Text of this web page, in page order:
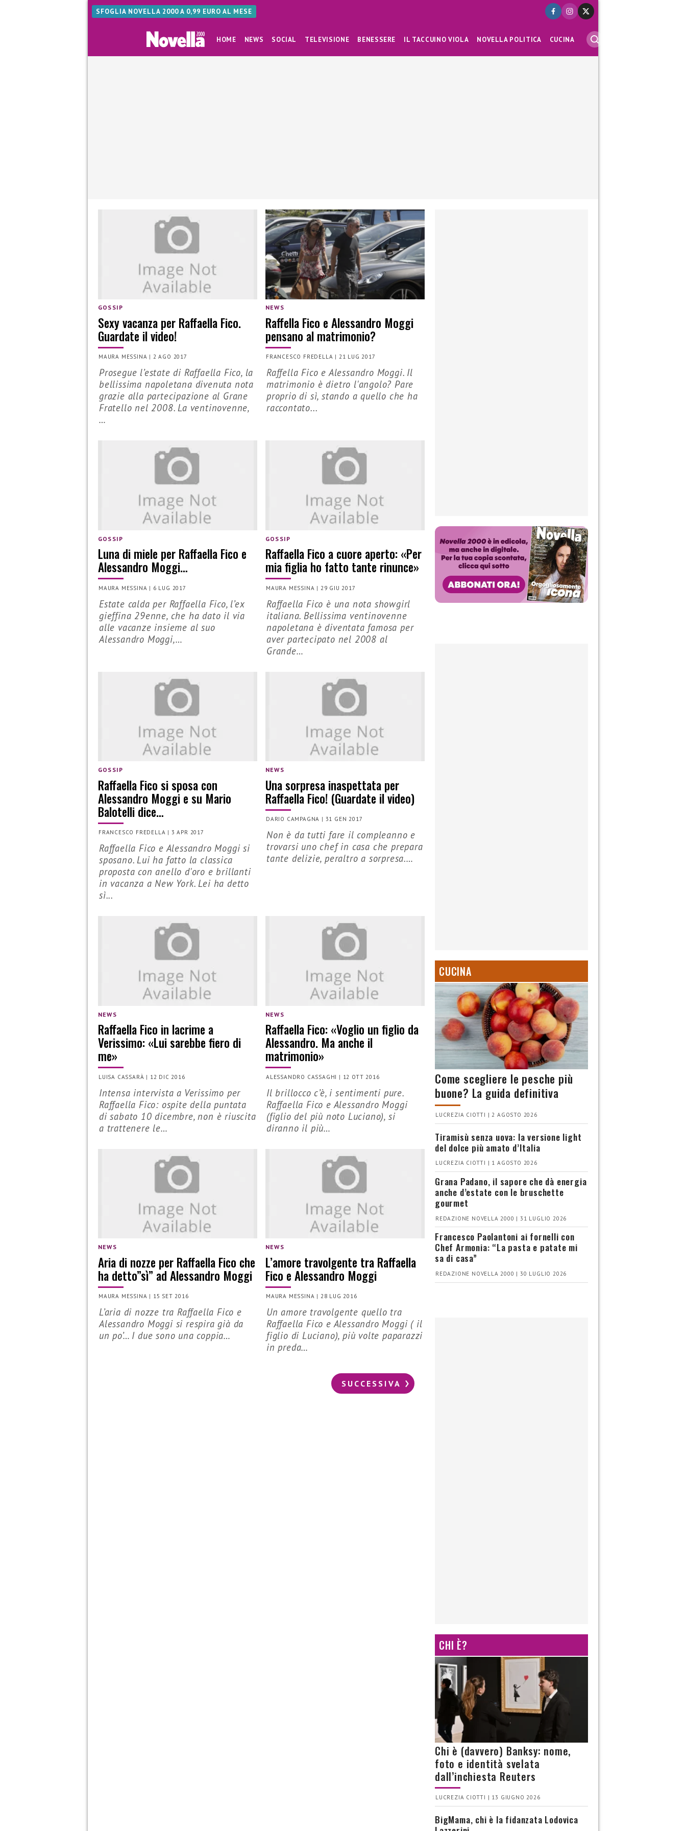
SFOGLIA NOVELLA 2000 A 0,99 EURO AL MESE
HOME NEWS SOCIAL TELEVISIONE BENESSERE IL TACCUINO VIOLA NOVELLA POLITICA CUCINA
GOSSIP
Sexy vacanza per Raffaella Fico.
Guardate il video!
MAURA MESSINA | 2 AGO 2017
Prosegue l’estate di Raffaella Fico, la
bellissima napoletana divenuta nota
grazie alla partecipazione al Grane
Fratello nel 2008. La ventinovenne,
…
NEWS
Raffella Fico e Alessandro Moggi
pensano al matrimonio?
FRANCESCO FREDELLA | 21 LUG 2017
Raffella Fico e Alessandro Moggi. Il
matrimonio è dietro l'angolo? Pare
proprio di sì, stando a quello che ha
raccontato...
GOSSIP
Luna di miele per Raffaella Fico e
Alessandro Moggi…
MAURA MESSINA | 6 LUG 2017
Estate calda per Raffaella Fico, l’ex
gieffina 29enne, che ha dato il via
alle vacanze insieme al suo
Alessandro Moggi,…
GOSSIP
Raffaella Fico a cuore aperto: «Per
mia figlia ho fatto tante rinunce»
MAURA MESSINA | 29 GIU 2017
Raffaella Fico è una nota showgirl
italiana. Bellissima ventinovenne
napoletana è diventata famosa per
aver partecipato nel 2008 al
Grande…
GOSSIP
Raffaella Fico si sposa con
Alessandro Moggi e su Mario
Balotelli dice…
FRANCESCO FREDELLA | 3 APR 2017
Raffaella Fico e Alessandro Moggi si
sposano. Lui ha fatto la classica
proposta con anello d'oro e brillanti
in vacanza a New York. Lei ha detto
sì...
NEWS
Una sorpresa inaspettata per
Raffaella Fico! (Guardate il video)
DARIO CAMPAGNA | 31 GEN 2017
Non è da tutti fare il compleanno e
trovarsi uno chef in casa che prepara
tante delizie, peraltro a sorpresa.…
NEWS
Raffaella Fico in lacrime a
Verissimo: «Lui sarebbe fiero di
me»
LUISA CASSARÀ | 12 DIC 2016
Intensa intervista a Verissimo per
Raffaella Fico: ospite della puntata
di sabato 10 dicembre, non è riuscita
a trattenere le…
NEWS
Raffaella Fico: «Voglio un figlio da
Alessandro. Ma anche il
matrimonio»
ALESSANDRO CASSAGHI | 12 OTT 2016
Il brillocco c’è, i sentimenti pure.
Raffaella Fico e Alessandro Moggi
(figlio del più noto Luciano), si
diranno il più…
NEWS
Aria di nozze per Raffaella Fico che
ha detto”sì” ad Alessandro Moggi
MAURA MESSINA | 15 SET 2016
L’aria di nozze tra Raffaella Fico e
Alessandro Moggi si respira già da
un po’… I due sono una coppia…
NEWS
L’amore travolgente tra Raffaella
Fico e Alessandro Moggi
MAURA MESSINA | 28 LUG 2016
Un amore travolgente quello tra
Raffaella Fico e Alessandro Moggi ( il
figlio di Luciano), più volte paparazzi
in preda…
SUCCESSIVA
CUCINA
Come scegliere le pesche più
buone? La guida definitiva
LUCREZIA CIOTTI | 2 AGOSTO 2026
Tiramisù senza uova: la versione light
del dolce più amato d’Italia
LUCREZIA CIOTTI | 1 AGOSTO 2026
Grana Padano, il sapore che dà energia
anche d’estate con le bruschette
gourmet
REDAZIONE NOVELLA 2000 | 31 LUGLIO 2026
Francesco Paolantoni ai fornelli con
Chef Armonia: “La pasta e patate mi
sa di casa”
REDAZIONE NOVELLA 2000 | 30 LUGLIO 2026
CHI È?
Chi è (davvero) Banksy: nome,
foto e identità svelata
dall’inchiesta Reuters
LUCREZIA CIOTTI | 13 GIUGNO 2026
BigMama, chi è la fidanzata Lodovica